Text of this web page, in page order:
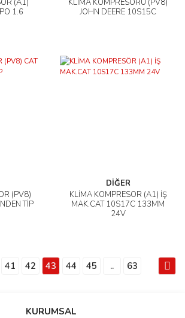
(A1)
1.6
KLİMA KOMPRESÖRÜ (PV8)
JOHN DEERE 10S15C
(PV8)
TİP
DİĞER
KLİMA KOMPRESÖR (A1) İŞ
MAK.CAT 10S17C 133MM
24V
41 42 43 44 45 .. 63
KURUMSAL